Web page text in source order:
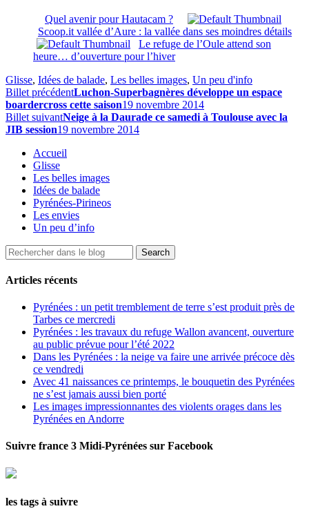
Quel avenir pour Hautacam ?
Scoop.it vallée d’Aure : la vallée dans ses moindres détails
Le refuge de l’Oule attend son
heure… d’ouverture pour l’hiver
Glisse, Idées de balade, Les belles images, Un peu d'info
Billet précédentLuchon-Superbagnères développe un espace
boardercross cette saison19 novembre 2014
Billet suivantNeige à la Daurade ce samedi à Toulouse avec la
JIB session19 novembre 2014
Accueil
Glisse
Les belles images
Idées de balade
Pyrénées-Pirineos
Les envies
Un peu d’info
Articles récents
Pyrénées : un petit tremblement de terre s’est produit près de
Tarbes ce mercredi
Pyrénées : les travaux du refuge Wallon avancent, ouverture
au public prévue pour l’été 2022
Dans les Pyrénées : la neige va faire une arrivée précoce dès
ce vendredi
Avec 41 naissances ce printemps, le bouquetin des Pyrénées
ne s’est jamais aussi bien porté
Les images impressionnantes des violents orages dans les
Pyrénées en Andorre
Suivre france 3 Midi-Pyrénées sur Facebook
les tags à suivre